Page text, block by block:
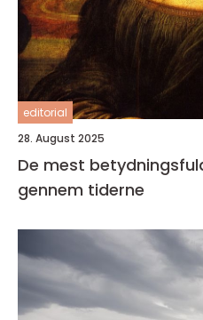
editorial
28. August 2025
De mest
gennem tiderne